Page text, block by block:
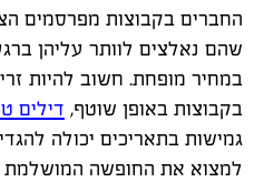
החברים בקבוצות מפרסמים
שהם נאלצים לוותר עליהן
במחיר מופחת. חשוב להיות
בקבוצות באופן שוטף, דילים
גמישות בתאריכים יכולה
למצוא את החופשה